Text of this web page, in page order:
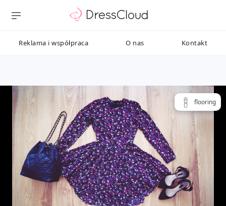
Reklama i współpraca O nas Kontakt
flooring